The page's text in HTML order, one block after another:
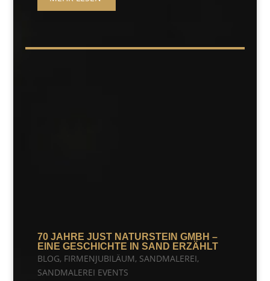
70 JAHRE JUST NATURSTEIN GMBH –
EINE GESCHICHTE IN SAND ERZÄHLT
BLOG, FIRMENJUBILÄUM, SANDMALEREI,
SANDMALEREI EVENTS